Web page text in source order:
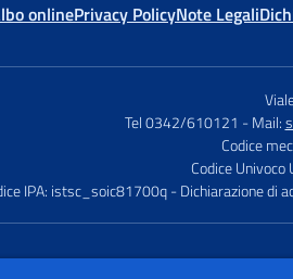
onlinePrivacy PolicyNote Legali
Tel 0342/610121 - Mail:
Codice
Codice Univoco
IPA: istsc_soic81700q- Dichiarazione di